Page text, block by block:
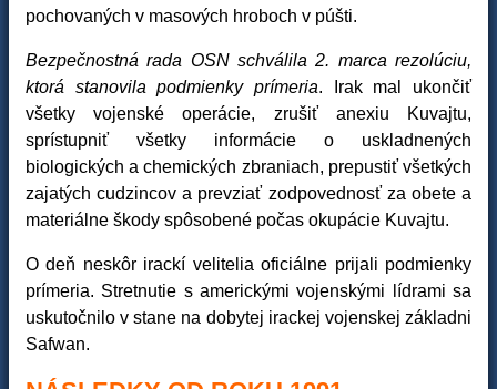
pochovaných v masových hroboch v púšti.
Bezpečnostná rada OSN schválila 2. marca rezolúciu,
ktorá stanovila podmienky prímeria. Irak mal ukončiť
všetky vojenské operácie, zrušiť anexiu Kuvajtu,
sprístupniť všetky informácie o uskladnených
biologických a chemických zbraniach, prepustiť všetkých
zajatých cudzincov a prevziať zodpovednosť za obete a
materiálne škody spôsobené počas okupácie Kuvajtu.
O deň neskôr irackí velitelia oficiálne prijali podmienky
prímeria. Stretnutie s americkými vojenskými lídrami sa
uskutočnilo v stane na dobytej irackej vojenskej základni
Safwan.